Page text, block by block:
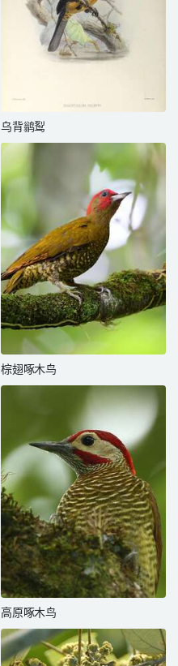
乌背鹟䴕
棕翅啄木鸟
高原啄木鸟